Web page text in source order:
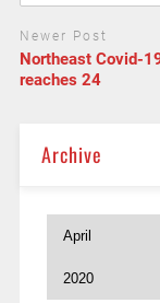
Newer Post
Northeast Covid-
reaches 24
Archive